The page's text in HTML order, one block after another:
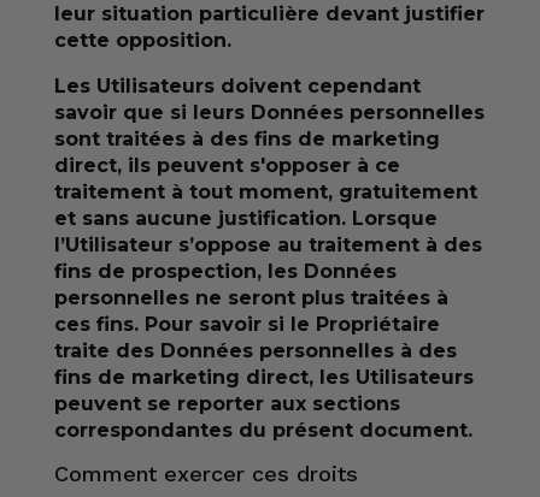
leur situation particulière devant justifier
cette opposition.
Les Utilisateurs doivent cependant
savoir que si leurs Données personnelles
sont traitées à des fins de marketing
direct, ils peuvent s'opposer à ce
traitement à tout moment, gratuitement
et sans aucune justification. Lorsque
l’Utilisateur s’oppose au traitement à des
fins de prospection, les Données
personnelles ne seront plus traitées à
ces fins. Pour savoir si le Propriétaire
traite des Données personnelles à des
fins de marketing direct, les Utilisateurs
peuvent se reporter aux sections
correspondantes du présent document.
Comment exercer ces droits